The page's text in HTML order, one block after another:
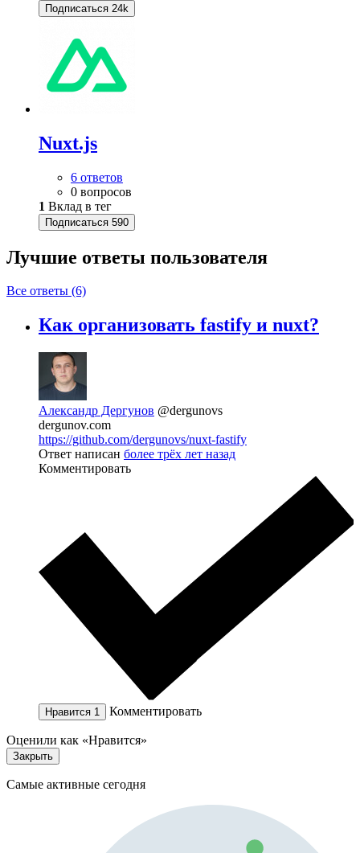
Подписаться 24k
Nuxt.js
6 ответов
0 вопросов
1 Вклад в тег
Подписаться 590
Лучшие ответы пользователя
Все ответы (6)
Как организовать fastify и nuxt?
Александр Дергунов @dergunovs
dergunov.com
https://github.com/dergunovs/nuxt-fastify
Ответ написан более трёх лет назад
Комментировать
Нравится 1 Комментировать
Оценили как «Нравится»
Закрыть
Самые активные сегодня